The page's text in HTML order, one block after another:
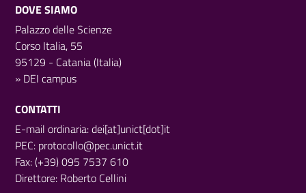
DOVE SIAMO
Palazzo delle Scienze
Corso Italia, 55
95129 - Catania (Italia)
» DEI campus
CONTATTI
E-mail ordinaria: dei[at]unict[dot]it
PEC: protocollo@pec.unict.it
Fax: (+39) 095 7537 610
Direttore: Roberto Cellini